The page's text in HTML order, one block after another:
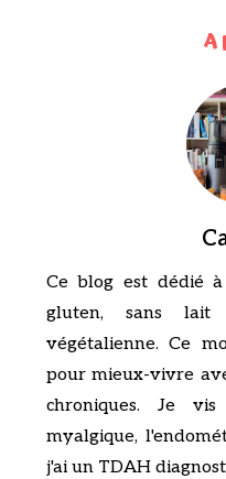
A
Ce blog est dédié
gluten, sans lait
végétalienne. Ce
pour mieux-vivre
chroniques. Je vis
myalgique,
j'ai un TDAH